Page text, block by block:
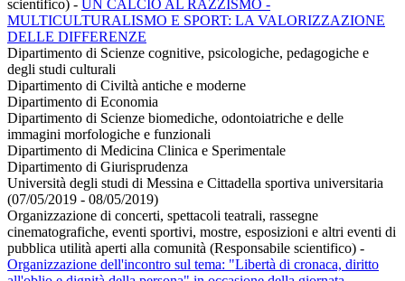
scientifico) - UN CALCIO AL RAZZISMO -
MULTICULTURALISMO E SPORT: LA VALORIZZAZIONE
DELLE DIFFERENZE
Dipartimento di Scienze cognitive, psicologiche, pedagogiche e
degli studi culturali
Dipartimento di Civiltà antiche e moderne
Dipartimento di Economia
Dipartimento di Scienze biomediche, odontoiatriche e delle
immagini morfologiche e funzionali
Dipartimento di Medicina Clinica e Sperimentale
Dipartimento di Giurisprudenza
Università degli studi di Messina e Cittadella sportiva universitaria
(07/05/2019 - 08/05/2019)
Organizzazione di concerti, spettacoli teatrali, rassegne
cinematografiche, eventi sportivi, mostre, esposizioni e altri eventi di
pubblica utilità aperti alla comunità (Responsabile scientifico) -
Organizzazione dell'incontro sul tema: "Libertà di cronaca, diritto